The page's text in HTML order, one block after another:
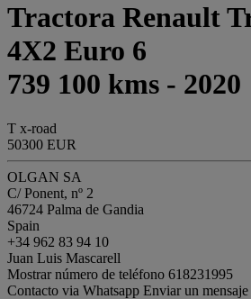
Tractora Renault
4X2 Euro 6
739 100 kms - 2020
T x-road
50300 EUR
OLGAN SA
C/ Ponent, nº 2
46724 Palma de Gandia
Spain
+34 962 83 94 10
Juan Luis Mascarell
Mostrar número de teléfono 618231995
Contacto via Whatsapp Enviar un mensaje